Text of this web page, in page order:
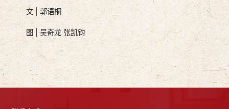
文 | 郭语桐
图 | 吴奇龙 张凯钧